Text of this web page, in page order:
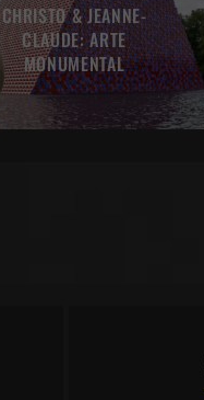
CHRISTO & JEANNE-
CLAUDE: ARTE
MONUMENTAL